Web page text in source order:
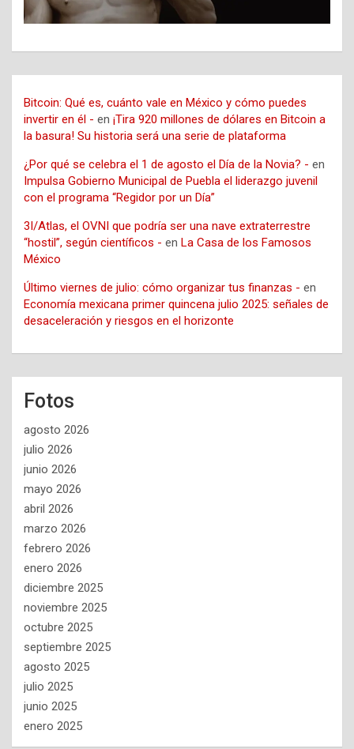
Bitcoin: Qué es, cuánto vale en México y cómo puedes
invertir en él - en ¡Tira 920 millones de dólares en Bitcoin a
la basura! Su historia será una serie de plataforma
¿Por qué se celebra el 1 de agosto el Día de la Novia? - en
Impulsa Gobierno Municipal de Puebla el liderazgo juvenil
con el programa “Regidor por un Día”
3I/Atlas, el OVNI que podría ser una nave extraterrestre
“hostil”, según científicos - en La Casa de los Famosos
México
Último viernes de julio: cómo organizar tus finanzas - en
Economía mexicana primer quincena julio 2025: señales de
desaceleración y riesgos en el horizonte
Fotos
agosto 2026
julio 2026
junio 2026
mayo 2026
abril 2026
marzo 2026
febrero 2026
enero 2026
diciembre 2025
noviembre 2025
octubre 2025
septiembre 2025
agosto 2025
julio 2025
junio 2025
enero 2025